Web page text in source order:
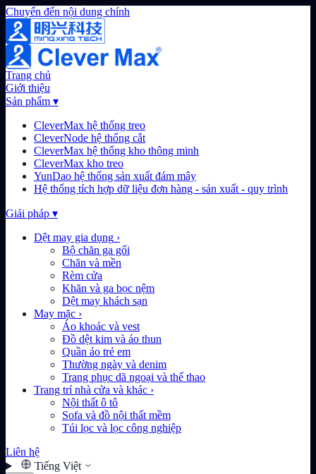
Chuyển đến nội dung chính
Trang chủ
Giới thiệu
Sản phẩm ▾
CleverMax hệ thống treo
CleverNode hệ thống cắt
CleverMax hệ thống kho thông minh
CleverMax kho treo
YunDao hệ thống sản xuất đám mây
Hệ thống tích hợp dữ liệu đơn hàng - sản xuất - quy trình
Giải pháp ▾
Dệt may gia dụng ›
Bộ chăn ga gối
Chăn và mền
Rèm cửa
Khăn và ga bọc nệm
Dệt may khách sạn
May mặc ›
Áo khoác và vest
Đồ dệt kim và áo thun
Quần áo trẻ em
Thường ngày và denim
Trang phục dã ngoại và thể thao
Trang trí nhà cửa và khác ›
Nội thất ô tô
Sofa và đồ nội thất mềm
Túi lọc và lọc công nghiệp
Liên hệ
Tiếng Việt